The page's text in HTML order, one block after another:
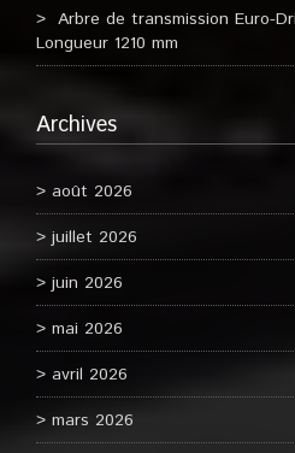
Arbre de transmission Euro-
Longueur 1210 mm
Archives
août 2026
juillet 2026
juin 2026
mai 2026
avril 2026
mars 2026